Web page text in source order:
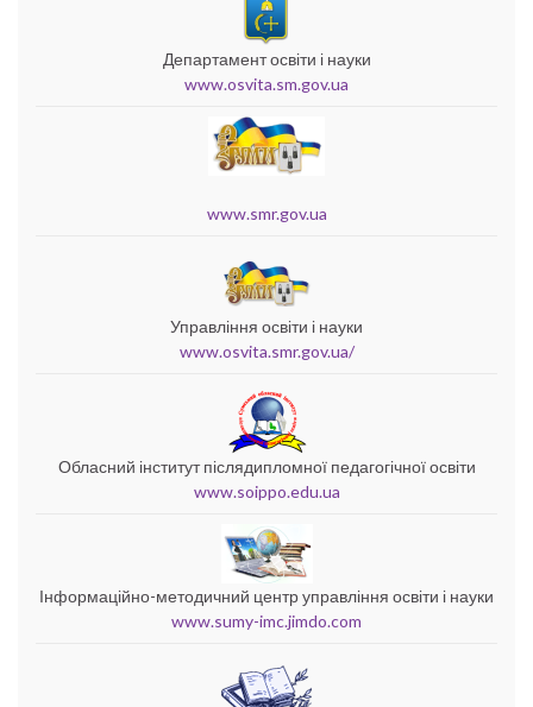
Департамент освіти і науки
www.osvita.sm.gov.ua
www.smr.gov.ua
Управління освіти і науки
www.osvita.smr.gov.ua/
Обласний інститут післядипломної педагогічної освіти
www.soippo.edu.ua
Інформаційно-методичний центр управління освіти і науки
www.sumy-imc.jimdo.com